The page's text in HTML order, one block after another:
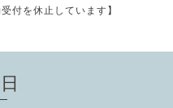
付を休止しています】